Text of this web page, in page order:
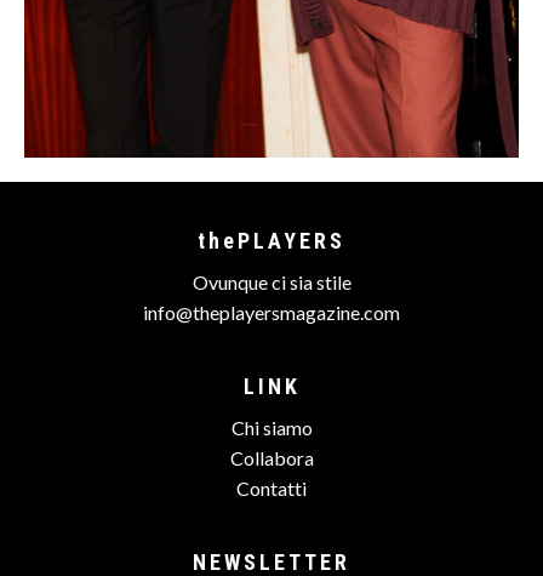
thePLAYERS
Ovunque ci sia stile
info@theplayersmagazine.com
LINK
Chi siamo
Collabora
Contatti
NEWSLETTER